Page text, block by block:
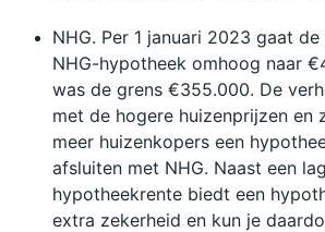
NHG.​ Per 1 januari 2023 gaat
NHG-hypotheek omhoog naar
was de grens €355.000. De
met de hogere huizenprijzen en
meer huizenkopers een
afsluiten met NHG. Naast een
hypotheekrente biedt een
extra zekerheid en kun je